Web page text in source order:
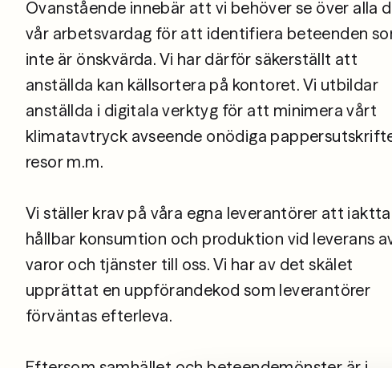
Ovanstående innebär att vi behöver se över alla
vår arbetsvardag för att identifiera beteenden
inte är önskvärda. Vi har därför säkerställt att
anställda kan källsortera på kontoret. Vi utbildar
anställda i digitala verktyg för att minimera vårt
klimatavtryck avseende onödiga
resor m.m.
Vi ställer krav på våra egna leverantörer att iaktta
hållbar konsumtion och produktion vid leverans
varor och tjänster till oss. Vi har av det skälet
upprättat en uppförandekod som leverantörer
förväntas efterleva.